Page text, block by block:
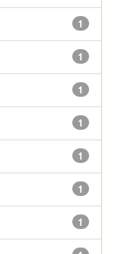
1
1
1
1
1
1
1